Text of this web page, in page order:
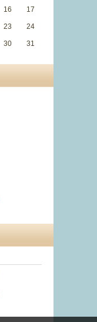
16 17
23 24
30 31